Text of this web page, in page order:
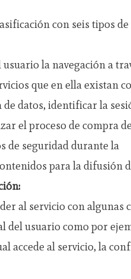
con seis tipos
la navegación a
que en ella existan
datos, identificar la
el proceso de compra
de seguridad durante la
para la difusión
al servicio con
del usuario como por
accede al servicio, la